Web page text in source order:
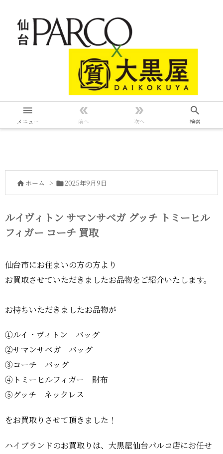

メニュー

前へ

次へ

検索
 ホーム > 2025年9月9日
ルイヴィトン サマンサベガ グッチ トミーヒル
フィガー コーチ 買取
仙台市にお住まいの方の方より
お買取させていただきましたお品物をご紹介いたします。
お持ちいただきましたお品物が
①ルイ・ヴィトン バッグ
②サマンサベガ バッグ
③コーチ バッグ
④トミーヒルフィガー 財布
⑤グッチ ネックレス
をお買取りさせて頂きました！
ハイブランドのお買取りは、大黒屋仙台パルコ店にお任せ